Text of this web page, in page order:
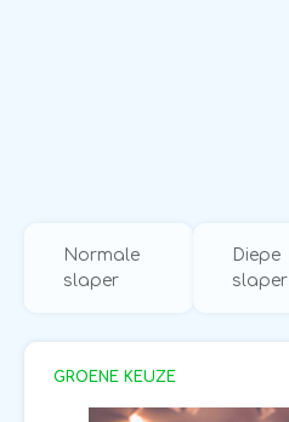
Normale
slaper
Diepe
slaper
GROENE KEUZE